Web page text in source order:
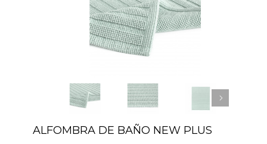
ALFOMBRA DE BAÑO NEW PLUS